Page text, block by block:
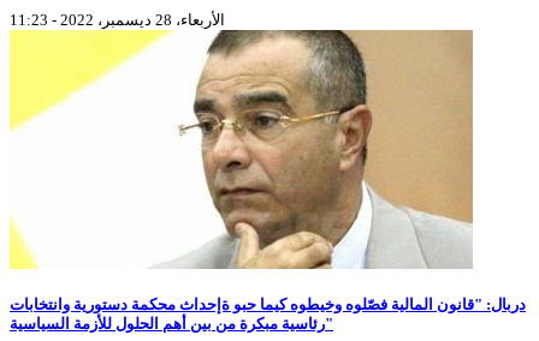
الأربعاء، 28 ديسمبر، 2022 - 11:23
دربال: "قانون المالية فصّلوه وخيطوه كيما حبو ةإحداث محكمة دستورية وانتخابات
رئاسية مبكرة من بين أهم الحلول للأزمة السياسية"